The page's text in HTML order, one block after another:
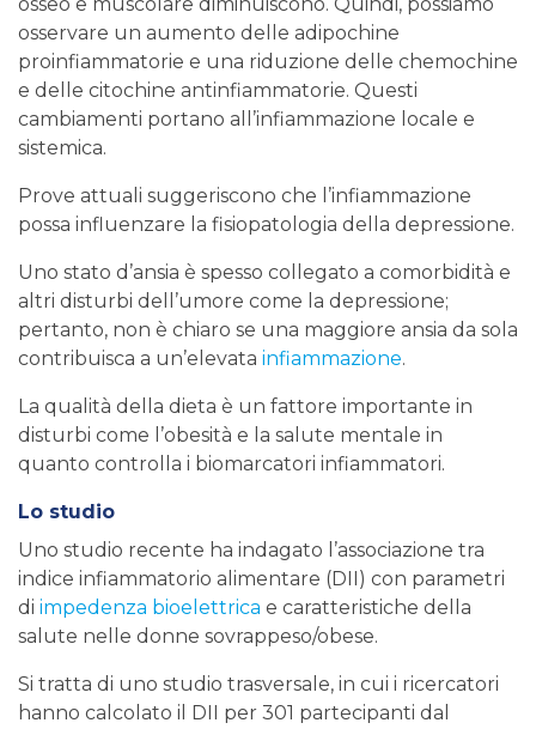
osservare un aumento delle adipochine
proinfiammatorie e una riduzione delle chemochine
e delle citochine antinfiammatorie. Questi
cambiamenti portano all’infiammazione locale e
sistemica.
Prove attuali suggeriscono che l’infiammazione
possa influenzare la fisiopatologia della depressione.
Uno stato d’ansia è spesso collegato a comorbidità e
altri disturbi dell’umore come la depressione;
pertanto, non è chiaro se una maggiore ansia da sola
contribuisca a un’elevata infiammazione.
La qualità della dieta è un fattore importante in
disturbi come l’obesità e la salute mentale in
quanto controlla i biomarcatori infiammatori.
Lo studio
Uno studio recente ha indagato l’associazione tra
indice infiammatorio alimentare (DII) con parametri
di impedenza bioelettrica e caratteristiche della
salute nelle donne sovrappeso/obese.
Si tratta di uno studio trasversale, in cui i ricercatori
hanno calcolato il DII per 301 partecipanti dal